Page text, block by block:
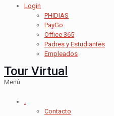
Login
PHIDIAS
PayGo
Office 365
Padres y Estudiantes
Empleados
Tour Virtual
Menú
.
Contacto